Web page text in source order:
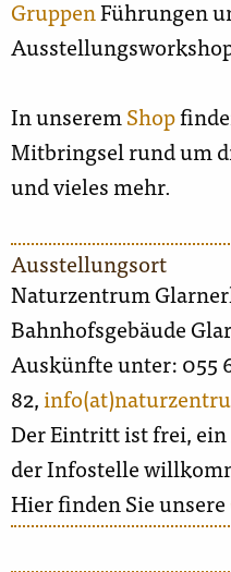
GruppenFührungen
In unseremShop
Mitbringsel rund um
und vieles mehr.
Ausstellungsort
Naturzentrum
Bahnhofsgebäude
Auskünfte unter: 055
82,
Der Eintritt ist frei,
der Infostelle
Hier finden Sie unsere